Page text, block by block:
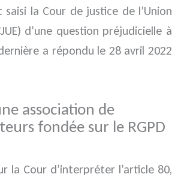
la Cour de justice de l’Union
d’une question préjudicielle à
a répondu le 28 avril 2022
association de
fondée sur le RGPD
la Cour d’interpréter l’article 80,